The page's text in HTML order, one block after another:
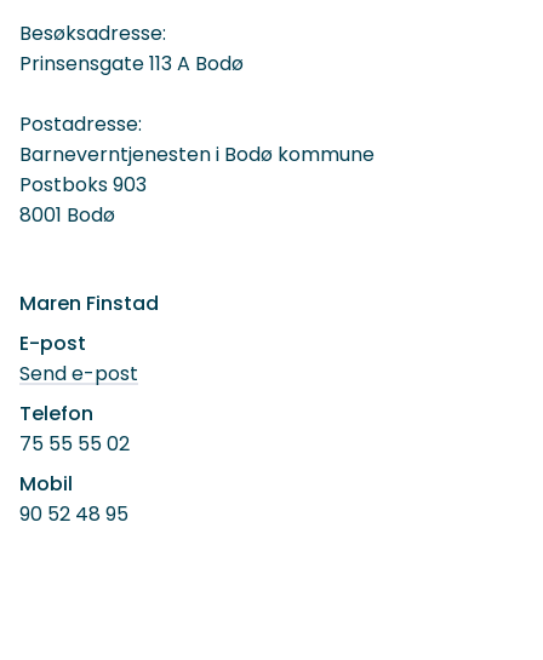
Besøksadresse:
Prinsensgate 113 A Bodø
Postadresse:
Barneverntjenesten i Bodø kommune
Postboks 903
8001 Bodø
Maren Finstad
E-post
Send e-post
Maren
Telefon
75 55 55 02
Mobil
90 52 48 95